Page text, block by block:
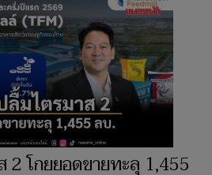
2 โกยยอดขายทะลุ 1,455